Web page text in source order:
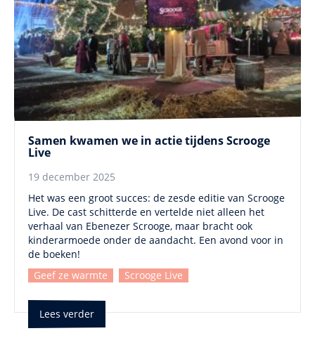
Samen kwamen we in actie tijdens Scrooge
Live
19 december 2025
Het was een groot succes: de zesde editie van Scrooge
Live. De cast schitterde en vertelde niet alleen het
verhaal van Ebenezer Scrooge, maar bracht ook
kinderarmoede onder de aandacht. Een avond voor in
de boeken!
Geef ze warmte
Scrooge Live
Lees verder